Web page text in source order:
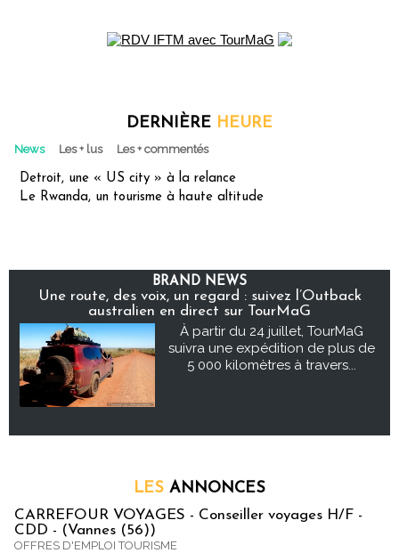
DERNIÈRE HEURE
News Les + lus Les + commentés
Detroit, une « US city » à la relance
Le Rwanda, un tourisme à haute altitude
BRAND NEWS
Une route, des voix, un regard : suivez l’Outback
australien en direct sur TourMaG
À partir du 24 juillet, TourMaG
suivra une expédition de plus de
5 000 kilomètres à travers...
LES ANNONCES
CARREFOUR VOYAGES - Conseiller voyages H/F -
CDD - (Vannes (56))
OFFRES D'EMPLOI TOURISME